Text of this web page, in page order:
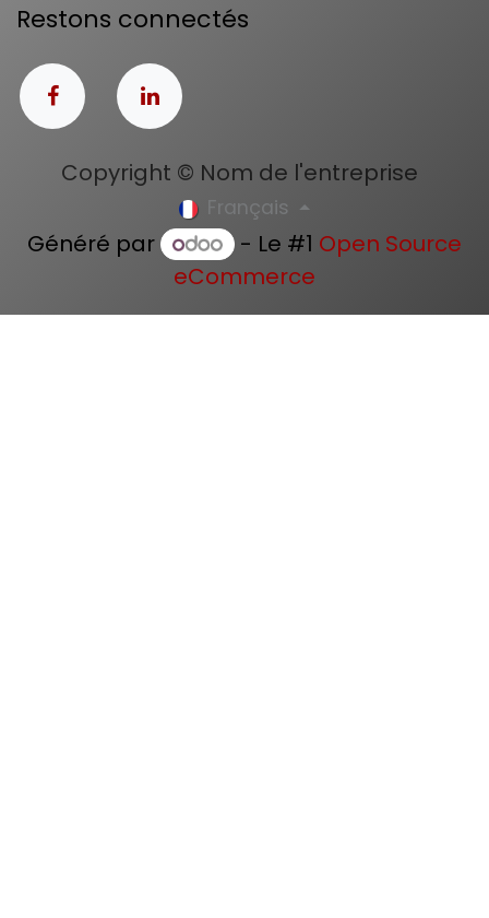
Restons connectés
Copyright © Nom de l'entreprise
Français
Généré par - Le #1 Open Source
eCommerce